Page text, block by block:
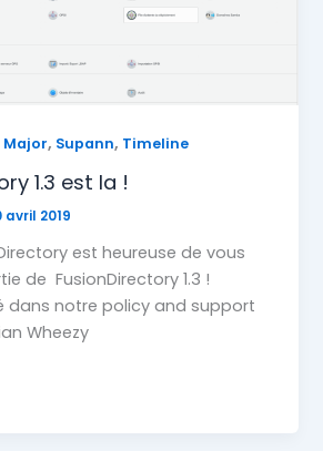
Major, Supann, Timeline
1.3 est la !
avril 2019
est heureuse de vous
de FusionDirectory 1.3 !
dans notre policy and support
Wheezy